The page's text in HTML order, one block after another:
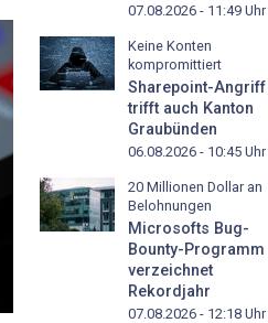
07.08.2026 - 11:49 Uhr
Keine Konten
kompromittiert
Sharepoint-Angriff
trifft auch Kanton
Graubünden
06.08.2026 - 10:45 Uhr
20 Millionen Dollar an
Belohnungen
Microsofts Bug-
Bounty-Programm
verzeichnet
Rekordjahr
07.08.2026 - 12:18 Uhr